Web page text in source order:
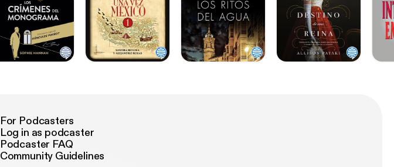
For Podcasters
Log in as podcaster
Podcaster FAQ
Community Guidelines